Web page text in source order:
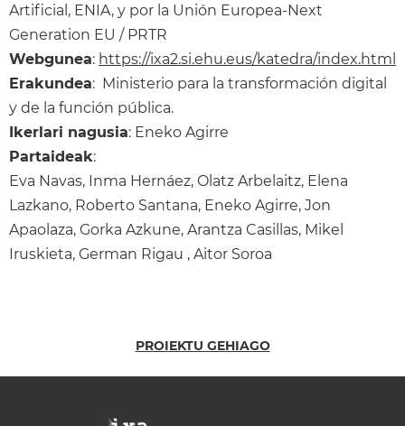
Artificial, ENIA, y por la Unión Europea-Next
Generation EU / PRTR
Webgunea: https://ixa2.si.ehu.eus/katedra/index.html
Erakundea: Ministerio para la transformación digital
y de la función pública.
Ikerlari nagusia: Eneko Agirre
Partaideak:
Eva Navas, Inma Hernáez, Olatz Arbelaitz, Elena
Lazkano, Roberto Santana, Eneko Agirre, Jon
Apaolaza, Gorka Azkune, Arantza Casillas, Mikel
Iruskieta, German Rigau , Aitor Soroa
PROIEKTU GEHIAGO